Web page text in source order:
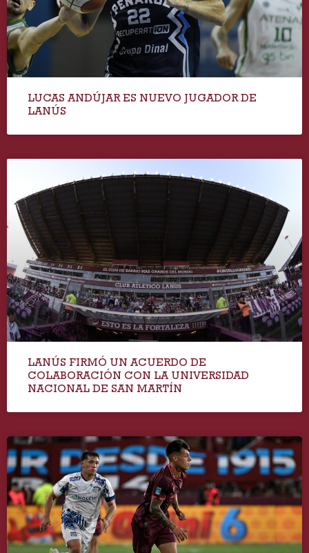
LUCAS ANDÚJAR ES NUEVO JUGADOR DE
LANÚS
LANÚS FIRMÓ UN ACUERDO DE
COLABORACIÓN CON LA UNIVERSIDAD
NACIONAL DE SAN MARTÍN